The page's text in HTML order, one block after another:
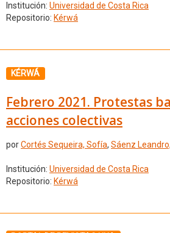
Institución: Universidad de Costa Rica
Repositorio: Kérwá
KÉRWÁ
Febrero 2021. Protestas
acciones colectivas
porCortés Sequeira, Sofía, Sáenz
Institución: Universidad de Costa Rica
Repositorio: Kérwá